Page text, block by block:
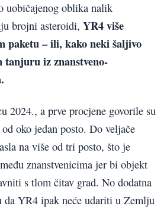
uobičajenog oblika nalik
brojni asteroidi, YR4 više
paketu – ili, kako neki šaljivo
iz znanstveno-
2024., a prve procjene govorile su
oko jedan posto. Do veljače
na više od tri posto, što je
znanstvenicima jer bi objekt
s tlom čitav grad. No dodatna
da YR4 ipak neće udariti u Zemlju